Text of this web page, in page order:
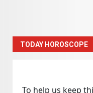
TODAY HOROSCOPE